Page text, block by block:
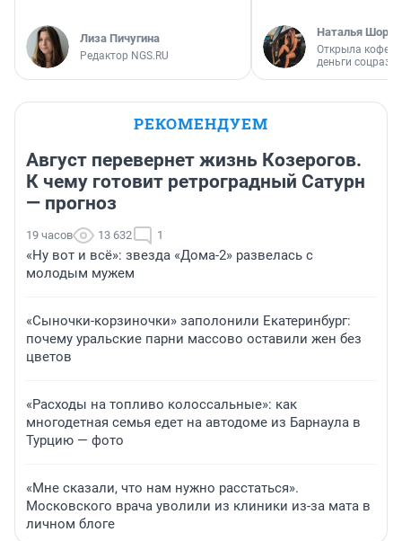
Лиза Пичугина
Редактор NGS.RU
Наталья
Открыла
деньги
РЕКОМЕНДУЕМ
Август перевернет жизнь Козерогов.
К чему готовит ретроградный Сатурн
— прогноз
19 часов 13 632 1
«Ну вот и всё»: звезда «Дома-2» развелась с
молодым мужем
«Сыночки-корзиночки» заполонили Екатеринбург:
почему уральские парни массово оставили жен без
цветов
«Расходы на топливо колоссальные»: как
многодетная семья едет на автодоме из Барнаула в
Турцию — фото
«Мне сказали, что нам нужно расстаться».
Московского врача уволили из клиники из-за мата в
личном блоге